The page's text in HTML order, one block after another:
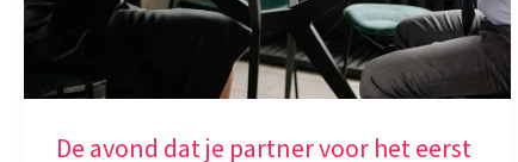
De avond dat je partner voor het eerst